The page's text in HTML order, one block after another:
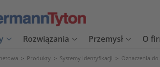
Rozwiązania Przemysł O
> Produkty > Systemy identyfikacji > Oznaczenia